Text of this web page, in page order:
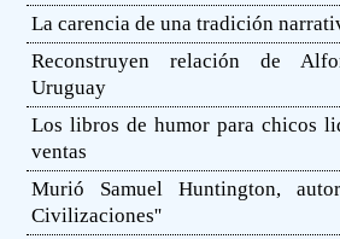
La carencia de una tradición
Reconstruyen relación de
Uruguay
Los libros de humor para chicos
ventas
Murió Samuel Huntington,
Civilizaciones''